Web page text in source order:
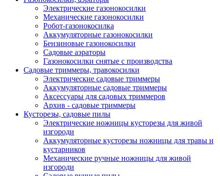
Электрические газонокосилки
Механические газонокосилки
Робот-газонокосилка
Аккумуляторные газонокосилки
Бензиновые газонокосилки
Садовые аэраторы
Газонокосилки снятые с производства
Садовые триммеры, травокосилки
Электрические садовые триммеры
Аккумуляторные садовые триммеры
Аксессуары для садовых триммеров
Архив - садовые триммеры
Кусторезы, садовые пилы
Электрические ножницы кусторезы для живой
изгороди
Аккумуляторные кусторезы ножницы для травы и
кустарников
Механические ручные ножницы для живой
изгороди